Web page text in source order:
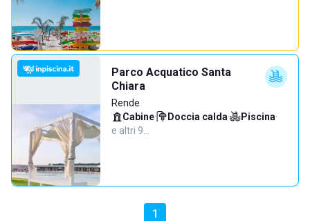
Parco Acquatico Santa
Chiara
Rende
Cabine· Doccia calda· Piscina·
e altri 9…
1